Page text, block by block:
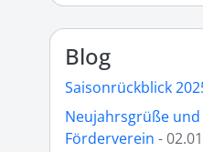
Blog
Saisonrückblick
Neujahrsgrüße
Förderverein -